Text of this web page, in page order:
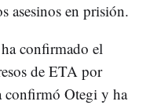
asesinos en prisión.
ha confirmado el
de ETA por
confirmó Otegi y ha